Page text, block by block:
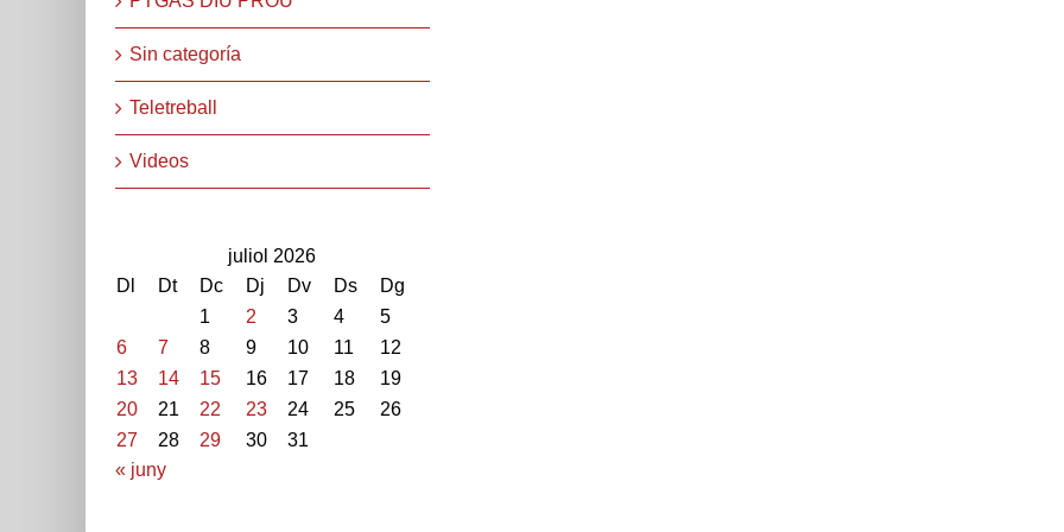
Sin categoría
Teletreball
Videos
juliol 2026
Dl
Dt Dc Dj Dv Ds
Dg
1
2 3 4
5
6
7 8 9 10 11
12
13
14 15 16 17 18
19
20
21 22 23 24 25
26
27
28 29 30
31
« juny
STEPV-Iv Universitat Politècnica de València. Cami de Vera s/n, Edifici 4G Planta Baixa. València. Telèfon